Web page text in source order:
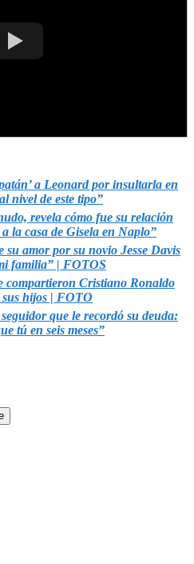
a Leonard por insultarla en
nivel de este tipo”
revela cómo fue su relación
la casa de Gisela en Naplo”
su amor por su novio Jesse Davis
familia” | FOTOS
compartieron Cristiano Ronaldo
hijos | FOTO
que le recordó su deuda:
tú en seis meses”